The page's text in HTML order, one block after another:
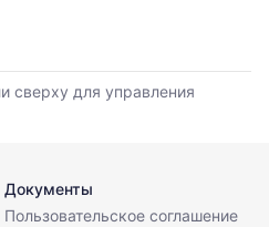
сверху для управления
Документы
Пользовательское соглашение